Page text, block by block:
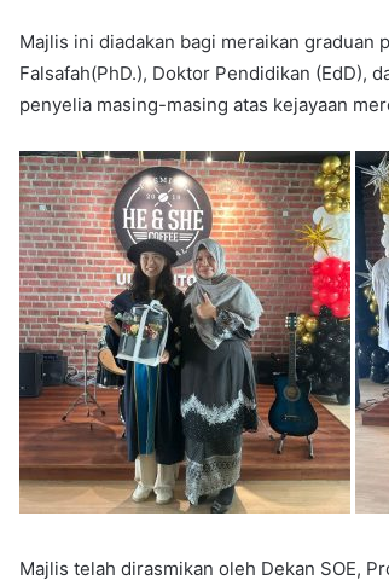
Majlis ini diadakan bagi meraikan
Falsafah(PhD.), Doktor Pendidikan (EdD),
penyelia masing-masing atas kejayaan
Majlis telah dirasmikan oleh Dekan SOE,